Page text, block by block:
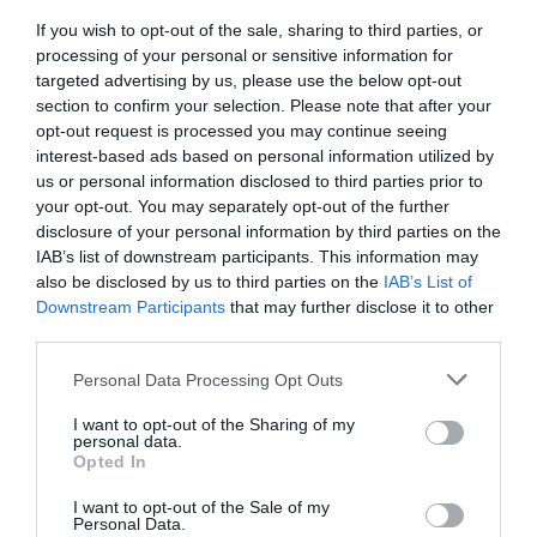
If you wish to opt-out of the sale, sharing to third parties, or
processing of your personal or sensitive information for
targeted advertising by us, please use the below opt-out
section to confirm your selection. Please note that after your
opt-out request is processed you may continue seeing
interest-based ads based on personal information utilized by
us or personal information disclosed to third parties prior to
your opt-out. You may separately opt-out of the further
disclosure of your personal information by third parties on the
IAB’s list of downstream participants. This information may
also be disclosed by us to third parties on the IAB’s List of
Downstream Participants that may further disclose it to other
Personal Data Processing Opt Outs
I want to opt-out of the Sharing of my
personal data.
Opted In
I want to opt-out of the Sale of my
Personal Data.
συμπεριλαμβανομένων και συχνότερων ελέγχων του ιστορικού
των κατόχων όπλων. Το γεγονός αυτό σίγουρα δεν μπορεί να
ανατρέψει την υφιστάμενη κατάσταση, είναι όμως θετικό διότι η
Σερβία έχει ένα από τα υψηλότερα ποσοστά οπλοκατοχής στην
Ευρώπη. Σε αυτή τη συνθήκη, η κυβέρνηση πήρε θέση και
δημιούργησε αυστηρότερο νομικό πλαίσιο προκειμένου να
εμποδίσει την επανάληψη τέτοιων δυστυχημάτων.
Μου αρέσει ότι στις 3 Μάϊου ο Γενικός Γραμματέας του ΟΗΕ,
Antonio Guterres, έθιξε το ζήτημα της ελευθεροτυπίας. Με
αφορμή την Παγκόσμια Ημέρα Ελευθερίας του Τύπου, διεθνείς
οργανισμοί και δημοσιογραφικές ενώσεις εξέφρασαν τις ανησυχίες
τους για τους εκφοβισμούς, τις φυλακίσεις, και τις δολοφονίες
ενημέρωσης σκοτώθηκαν κατά την άσκηση των καθηκόντων τους
χειραγώγηση του κοινού, μέσα από δημοσιογράφους
εξαρτημένους από τις κυβερνήσεις. Σήμερα, η προστασία και η
προώθηση ανεξάρτητων, ελεύθερων, και πλουραλιστικών μέσων